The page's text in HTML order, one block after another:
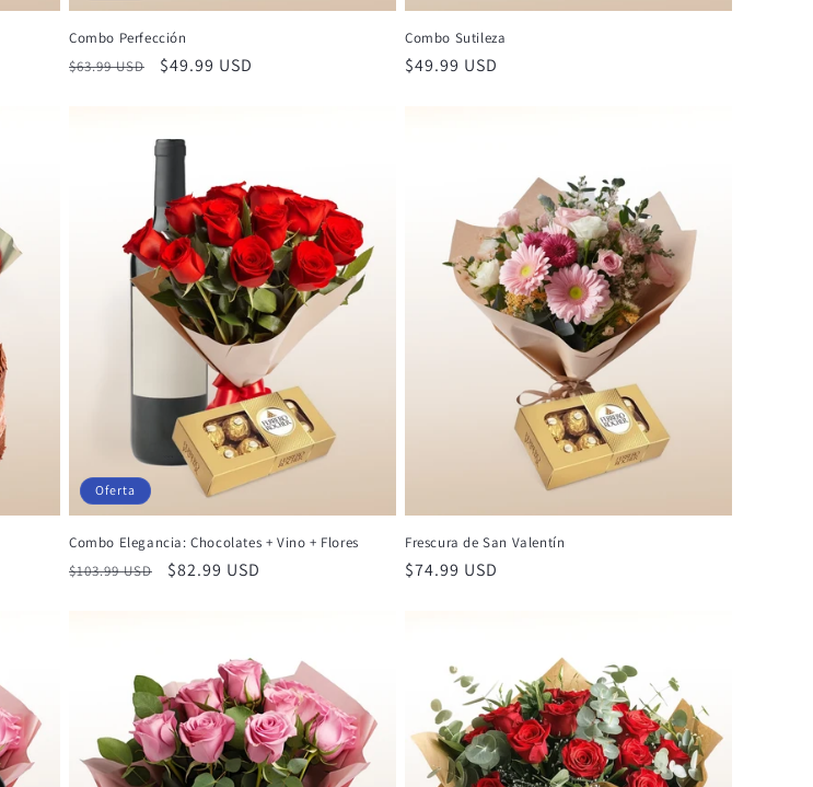
Combo Perfección
Precio
$63.99 USD
Precio
$49.99 USD
Combo Sutileza
Precio
$49.99 USD
Oferta
Combo Elegancia: Chocolates + Vino + Flores
Precio
$103.99 USD
Precio
$82.99 USD
Frescura de San Valentín
Precio
$74.99 USD